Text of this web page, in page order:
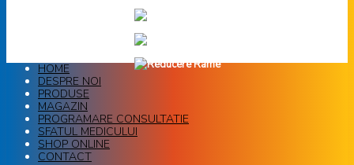
HOME
DESPRE NOI
PRODUSE
MAGAZIN
PROGRAMARE CONSULTATIE
SFATUL MEDICULUI
SHOP ONLINE
CONTACT